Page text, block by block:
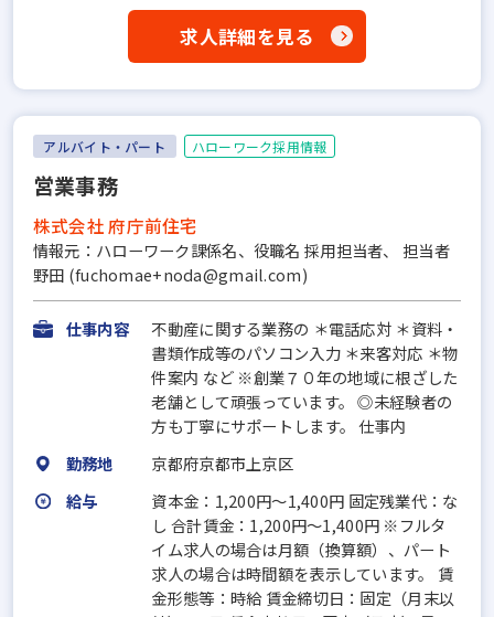
求人詳細を見る
アルバイト・パート ハローワーク採用情報
営業事務
株式会社 府庁前住宅
情報元：ハローワーク課係名、役職名 採用担当者、 担当者
野田 (fuchomae+noda@gmail.com)
仕事内容
不動産に関する業務の ＊電話応対 ＊資料・
書類作成等のパソコン入力 ＊来客対応 ＊物
件案内 など ※創業７０年の地域に根ざした
老舗として頑張っています。 ◎未経験者の
方も丁寧にサポートします。 仕事内
勤務地
京都府京都市上京区
給与
資本金：1,200円〜1,400円 固定残業代：な
し 合計賃金：1,200円～1,400円 ※フルタ
イム求人の場合は月額（換算額）、パート
求人の場合は時間額を表示しています。 賃
金形態等：時給 賃金締切日：固定（月末以